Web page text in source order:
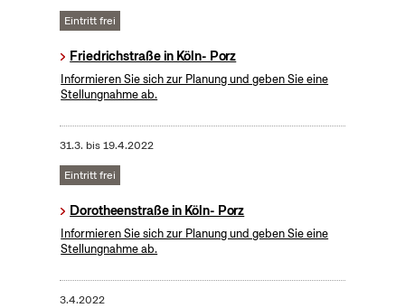
Eintritt frei
Friedrichstraße in Köln- Porz
Informieren Sie sich zur Planung und geben Sie eine
Stellungnahme ab.
31.3. bis19.4.2022
Eintritt frei
Dorotheenstraße in Köln- Porz
Informieren Sie sich zur Planung und geben Sie eine
Stellungnahme ab.
3.4.2022